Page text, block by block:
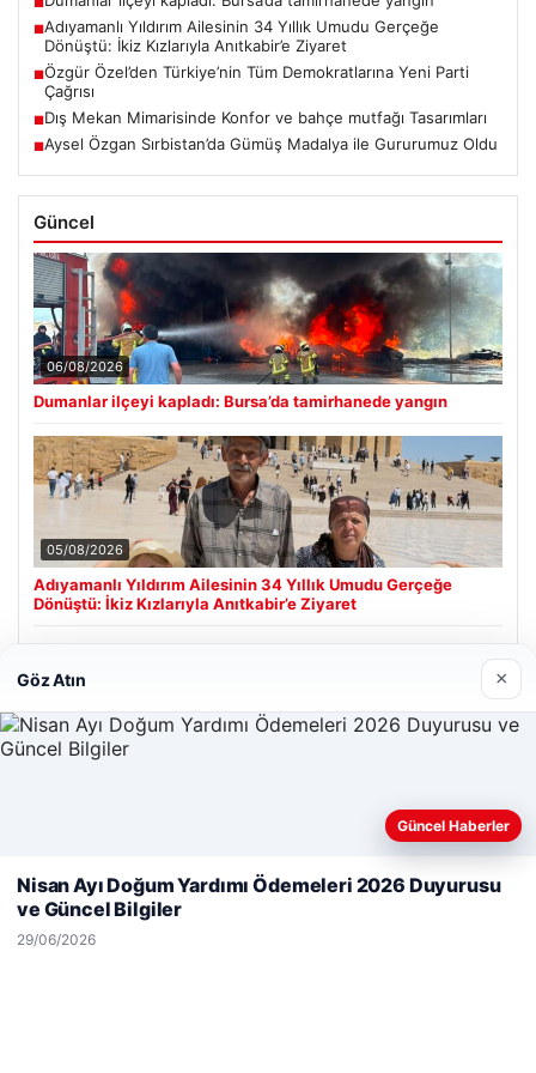
■Adıyamanlı Yıldırım Ailesinin 34 Yıllık Umudu Gerçeğe
Dönüştü: İkiz Kızlarıyla Anıtkabir’e Ziyaret
■Özgür Özel’den Türkiye’nin Tüm Demokratlarına Yeni Parti
Çağrısı
■Dış Mekan Mimarisinde Konfor ve bahçe mutfağı Tasarımları
■Aysel Özgan Sırbistan’da Gümüş Madalya ile Gururumuz Oldu
Güncel
06/08/2026
Dumanlar ilçeyi kapladı: Bursa’da tamirhanede yangın
05/08/2026
Adıyamanlı Yıldırım Ailesinin 34 Yıllık Umudu Gerçeğe
Dönüştü: İkiz Kızlarıyla Anıtkabir’e Ziyaret
Hastaş Beton
Web sitemizi nasıl kullandığınızı daha iyi anlayabilmek,
kullanıyoruz.Çerez Politikamız
Göz Atın ×
Güncel Haberler
Nisan Ayı Doğum Yardımı Ödemeleri 2026 Duyurusu
ve Güncel Bilgiler
29/06/2026